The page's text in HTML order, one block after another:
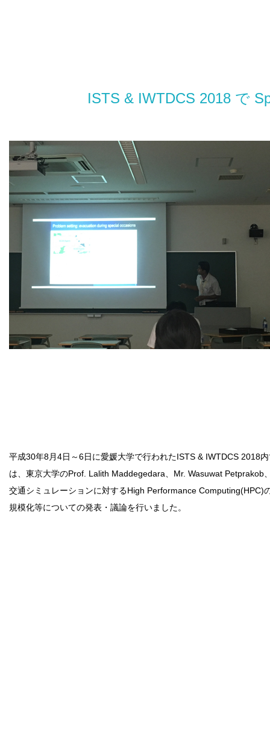
ISTS & IWTDCS 2018 で
平成30年8月4日～6日に愛媛大学で行われたISTS & IWTDCS 2018
は、東京大学のProf. Lalith Maddegedara、Mr. Wasuwat
交通シミュレーションに対するHigh Performance
規模化等についての発表・議論を行いました。